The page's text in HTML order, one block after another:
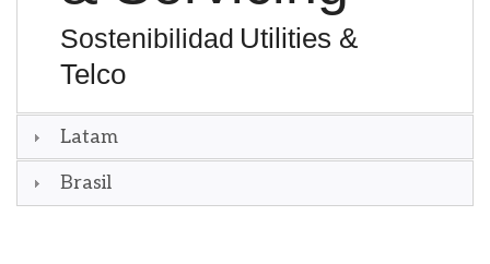
Sostenibilidad Utilities &
Telco
Latam
Brasil